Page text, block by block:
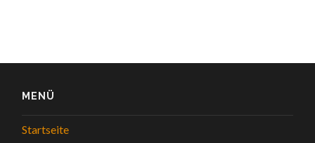
MENÜ
Startseite